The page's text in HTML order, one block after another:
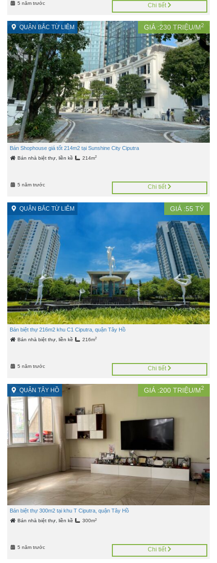
5 năm trước Chi tiết
QUẬN BẮC TỪ LIÊM GIÁ :230 TRIỆU/M2
Bán Shophouse giá tốt 214m2 tại Sunshine City Ciputra
Bán nhà biệt thự, liền kề 214m2
5 năm trước Chi tiết
QUẬN BẮC TỪ LIÊM GIÁ :55 TỶ
Bán biệt thự 216m2 khu C1 Ciputra, quận Tây Hồ
Bán nhà biệt thự, liền kề 216m2
5 năm trước Chi tiết
QUẬN TÂY HỒ GIÁ :200 TRIỆU/M2
Bán biệt thự 300m2 tại khu T Ciputra, quận Tây Hồ
Bán nhà biệt thự, liền kề 300m2
5 năm trước Chi tiết